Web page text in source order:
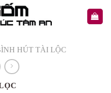
HÚT TÀI LỘC